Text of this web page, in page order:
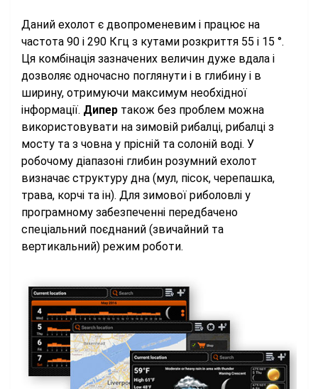
Даний ехолот є двопроменевим і працює на
частота 90 і 290 Кгц з кутами розкриття 55 і 15 °.
Ця комбінація зазначених величин дуже вдала і
дозволяє одночасно поглянути і в глибину і в
ширину, отримуючи максимум необхідної
інформації. Дипер також без проблем можна
використовувати на зимовій рибалці, рибалці з
мосту та з човна у прісній та солоній воді. У
робочому діапазоні глибин розумний ехолот
визначає структуру дна (мул, пісок, черепашка,
трава, корчі та ін). Для зимової риболовлі у
програмному забезпеченні передбачено
спеціальний поєднаний (звичайний та
вертикальний) режим роботи.